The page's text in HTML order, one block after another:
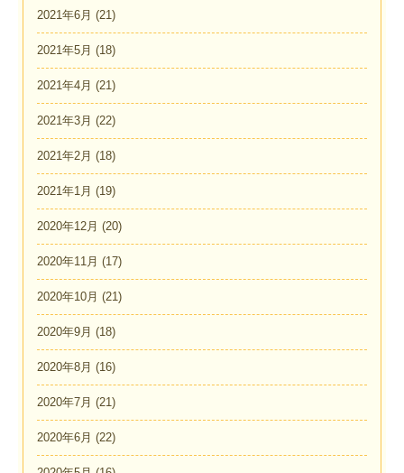
2021年6月 (21)
2021年5月 (18)
2021年4月 (21)
2021年3月 (22)
2021年2月 (18)
2021年1月 (19)
2020年12月 (20)
2020年11月 (17)
2020年10月 (21)
2020年9月 (18)
2020年8月 (16)
2020年7月 (21)
2020年6月 (22)